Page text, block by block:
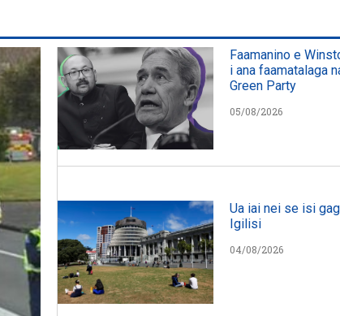
Faamanino e
i ana faamatalaga
Green Party
05/08/2026
Ua iai nei se isi
Igilisi
04/08/2026